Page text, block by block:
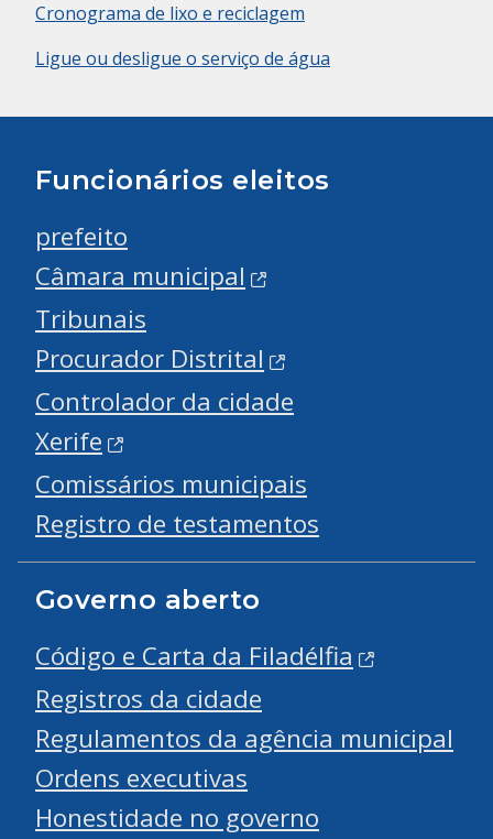
Cronograma de lixo e reciclagem
Ligue ou desligue o serviço de água
Funcionários eleitos
prefeito
Câmara municipal
Tribunais
Procurador Distrital
Controlador da cidade
Xerife
Comissários municipais
Registro de testamentos
Governo aberto
Código e Carta da Filadélfia
Registros da cidade
Regulamentos da agência municipal
Ordens executivas
Honestidade no governo